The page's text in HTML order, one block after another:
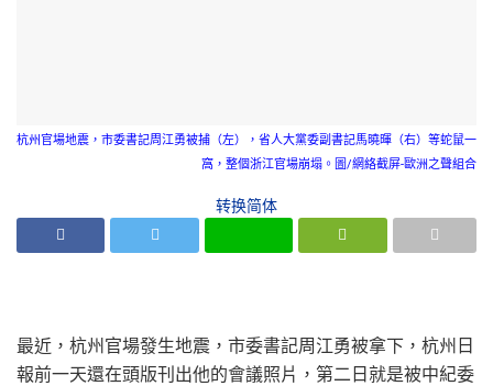
杭州官場地震，市委書記周江勇被捕（左），省人大黨委副書記馬曉暉（右）等蛇鼠一
窩，整個浙江官場崩塌。圖/網絡截屏-歐洲之聲組合
转换简体
最近，杭州官場發生地震，市委書記周江勇被拿下，杭州日
報前一天還在頭版刊出他的會議照片，第二日就是被中紀委